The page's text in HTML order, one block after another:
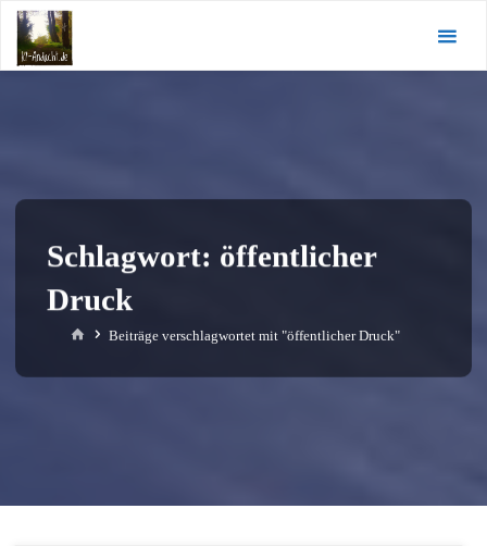
Zum
Inhalt
springen
Schlagwort: öffentlicher
Druck
StartBeiträge verschlagwortet mit "öffentlicher Druck"